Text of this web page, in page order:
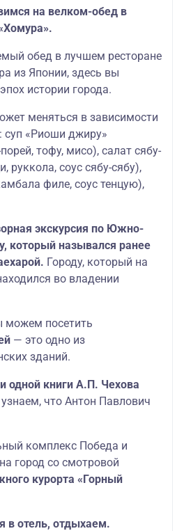
на велком-обед в
обед в лучшем ресторане
из Японии, здесь вы
истории города.
меняться в зависимости
суп «Риоши джиру»
тофу, мисо), салат сябу-
руккола, соус сябу-сябу),
филе, соус тенцую),
экскурсия по Южно-
который назывался ранее
Городу, который на
во владении
можем посетить
— это одно из
зданий.
одной книги А.П. Чехова
узнаем, что Антон Павлович
комплекс Победа и
город со смотровой
курорта «Горный
в отель, отдыхаем.